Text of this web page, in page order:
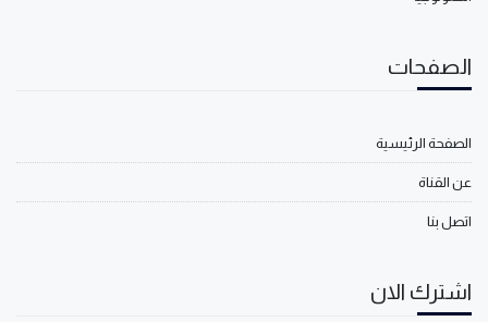
الصفحات
الصفحة الرئيسية
عن القناة
اتصل بنا
اشترك الان